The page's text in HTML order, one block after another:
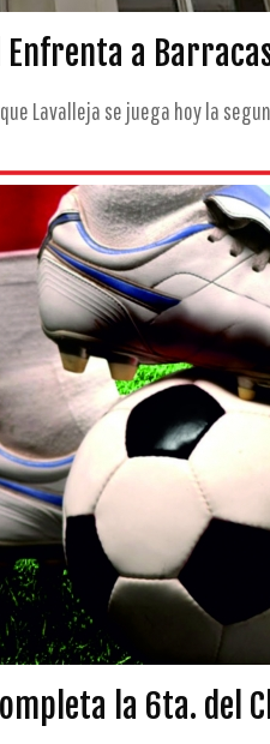
Enfrenta a
Lavalleja se juega hoy la
la 6ta. del